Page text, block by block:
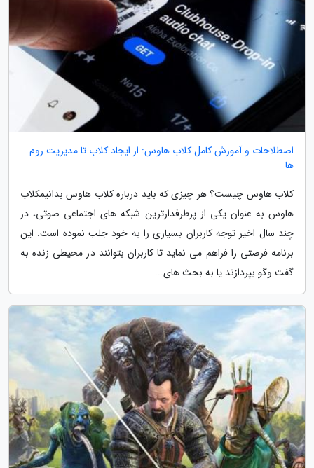
اصطلاحات و آموزش کامل کلاب هاوس: از ایجاد کلاب تا مدیریت روم
ها
کلاب هاوس چیست؟ هر چیزی که باید درباره کلاب هاوس بدانیمکلاب
هاوس به عنوان یکی از پرطرفدارترین شبکه های اجتماعی صوتی، در
چند سال اخیر توجه کاربران بسیاری را به خود جلب نموده است. این
برنامه فرصتی را فراهم می نماید تا کاربران بتوانند در محیطی زنده به
گفت وگو بپردازند یا به بحث های...